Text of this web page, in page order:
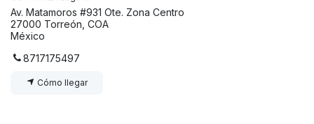
Av. Matamoros #931 Ote. Zona Centro
27000 Torreón, COA
México
8717175497
Cómo llegar